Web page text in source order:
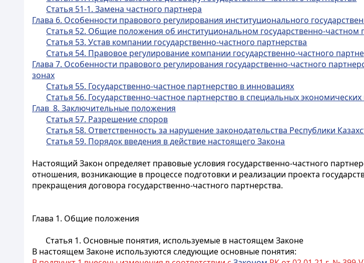
Статья 51-1. Замена частного партнера
Глава 6. Особенности правового регулирования институционального
Статья 52. Общие положения об институциональном государственно-частном
Статья 53. Устав компании государственно-частного партнерства
Статья 54. Правовое регулирование компании государственно-частного
Глава 7. Особенности правового регулирования государственно-частного
зонах
Статья 55. Государственно-частное партнерство в инновациях
Статья 56. Государственно-частное партнерство в специальных
Глав 8. Заключительные положения
Статья 57. Разрешение споров
Статья 58. Ответственность за нарушение законодательства Республики
Статья 59. Порядок введения в действие настоящего Закона
Настоящий Закон определяет правовые условия государственно-частного
отношения, возникающие в процессе подготовки и реализации проекта
прекращения договора государственно-частного партнерства.
Глава 1. Общие положения
Статья 1. Основные понятия, используемые в настоящем Законе
В настоящем Законе используются следующие основные понятия: